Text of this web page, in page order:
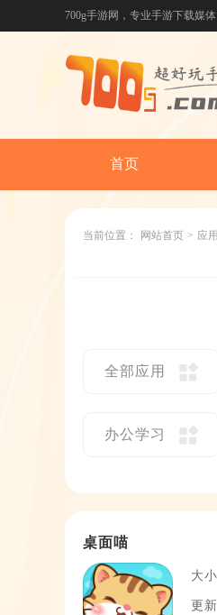
700g手游网，专业手游下载媒体
首页
当前位置： 网站首页 > 应
全部应用
办公学习
桌面喵
大
更